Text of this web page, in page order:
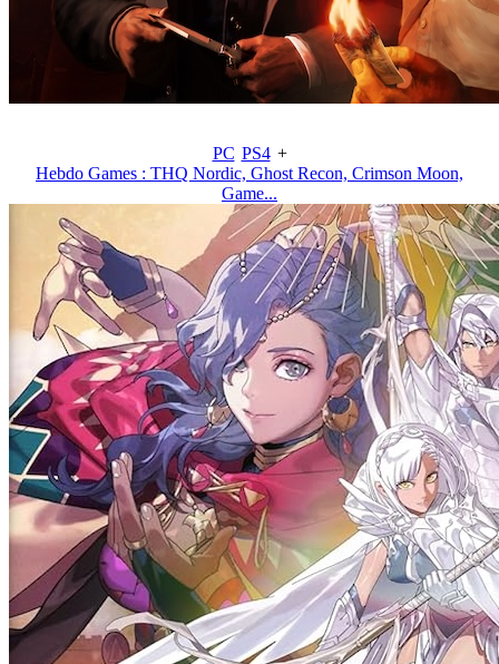
PC PS4 +
Hebdo Games : THQ Nordic, Ghost Recon, Crimson Moon,
Game...